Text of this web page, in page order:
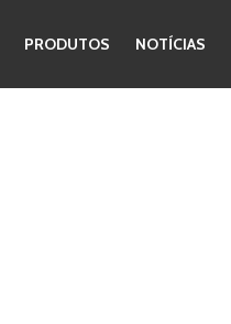
PRODUTOS NOTÍCIAS